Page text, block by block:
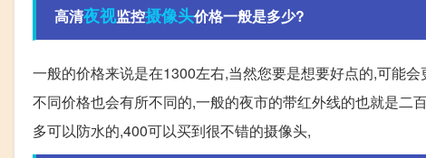
高清夜视监控摄像头价格一般是多少?
一般的价格来说是在1300左右,当然您要是想要好点的,可能
不同价格也会有所不同的,一般的夜市的带红外线的也就是二
多可以防水的,400可以买到很不错的摄像头,